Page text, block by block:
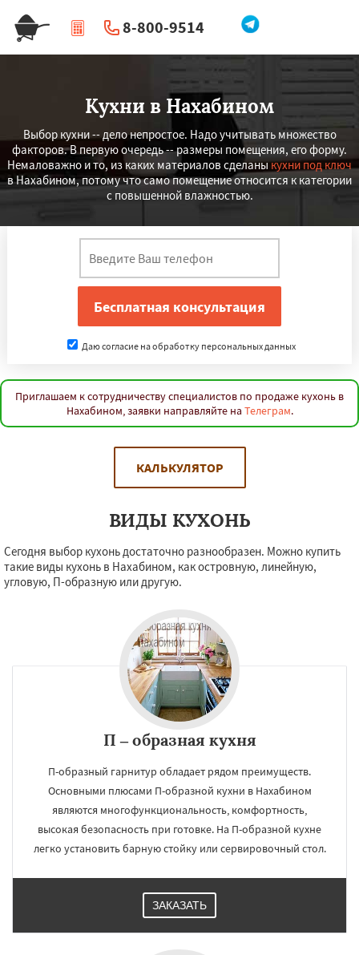
8-800-9514
| Перезвоните мне
Кухни в Нахабином
Выбор кухни -- дело непростое. Надо учитывать множество
факторов. В первую очередь -- размеры помещения, его форму.
Немаловажно и то, из каких материалов сделаныкухни под ключ
в Нахабином, потому что само помещение относится к категории
с повышенной влажностью.
Даю согласие на обработку персональных данных
Приглашаем к сотрудничеству специалистов по продаже кухонь в
Нахабином, заявки направляйте на Телеграм.
КАЛЬКУЛЯТОР
ВИДЫ КУХОНЬ
Сегодня выбор кухонь достаточно разнообразен. Можно купить
такие виды кухонь в Нахабином, как островную, линейную,
угловую, П-образную или другую.
П – образная кухня
П-образный гарнитур обладает рядом преимуществ.
Основными плюсами П-образной кухни в Нахабином
являются многофункциональность, комфортность,
высокая безопасность при готовке. На П-образной кухне
легко установить барную стойку или сервировочный стол.
ЗАКАЗАТЬ